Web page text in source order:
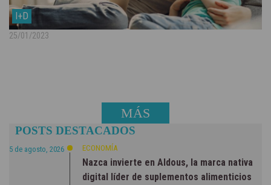
I+D
25/01/2023
MÁS
NOTICIAS
POSTS DESTACADOS
5 de agosto, 2026 ECONOMÍA
Nazca invierte en Aldous, la marca nativa
digital líder de suplementos alimenticios